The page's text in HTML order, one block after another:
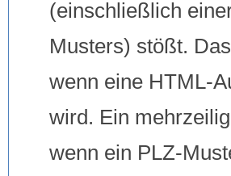
(einschließlich
Musters) stößt.
wenn eine HTML-
wird. Ein
wenn ein PLZ-